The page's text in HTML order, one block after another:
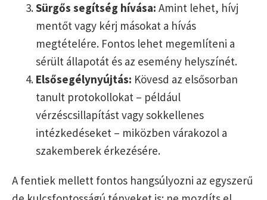
Sürgős segítség hívása: Amint lehet, hívj
mentőt vagy kérj másokat a hívás
megtételére. Fontos lehet megemlíteni a
sérült állapotát és az esemény helyszínét.
Elsősegélynyújtás: Kövesd az elsősorban
tanult protokollokat – például
vérzéscsillapítást vagy sokkellenes
intézkedéseket – miközben várakozol a
szakemberek érkezésére.
A fentiek mellett fontos hangsúlyozni az egyszerű